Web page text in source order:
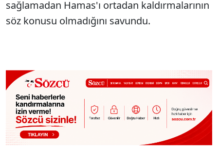
sağlamadan Hamas'ı ortadan kaldırmalarının
söz konusu olmadığını savundu.